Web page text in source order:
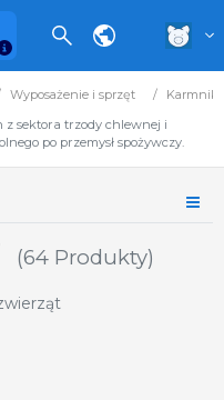
Wyposażenie i sprzęt
Karmniki
sektora trzody chlewnej i
po przemysł spożywczy.
(64 Produkty)